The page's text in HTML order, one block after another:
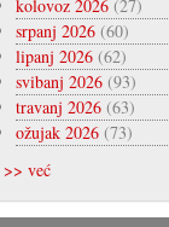
kolovoz 2026(27)
srpanj 2026(60)
lipanj 2026(62)
svibanj 2026(93)
travanj 2026(63)
ožujak 2026(73)
>> već